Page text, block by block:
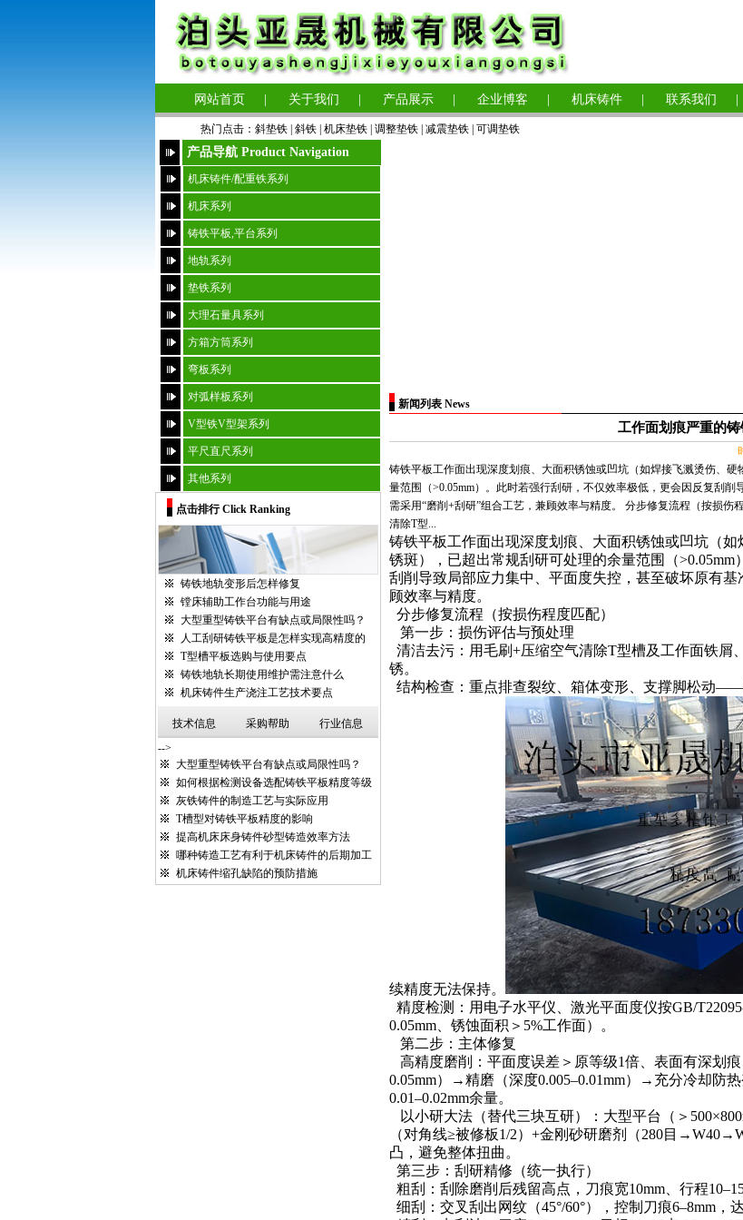
网站首页 关于我们 产品展示 企业博客 机床铸件 联系我们
热门点击： 斜垫铁| 斜铁 | 机床垫铁| 调整垫铁| 减震垫铁| 可调垫铁
产品导航 Product Navigation
机床铸件/配重铁系列
机床系列
铸铁平板,平台系列
地轨系列
垫铁系列
大理石量具系列
方箱方筒系列
弯板系列
对弧样板系列
V型铁V型架系列
平尺直尺系列
其他系列
点击排行 Click Ranking
铸铁地轨变形后怎样修复
镗床辅助工作台功能与用途
大型重型铸铁平台有缺点或局限性吗？
人工刮研铸铁平板是怎样实现高精度的
T型槽平板选购与使用要点
铸铁地轨长期使用维护需注意什么
机床铸件生产浇注工艺技术要点
技术信息 采购帮助
行业信息
-->
大型重型铸铁平台有缺点或局限性吗？
如何根据检测设备选配铸铁平板精度等级
灰铁铸件的制造工艺与实际应用
T槽型对铸铁平板精度的影响
提高机床床身铸件砂型铸造效率方法
哪种铸造工艺有利于机床铸件的后期加工
机床铸件缩孔缺陷的预防措施
新闻列表 News
工作面划痕严重的
铸铁平板工作面出现深度划痕、大面积锈蚀或凹坑（如焊接飞溅烫伤、
量范围（>0.05mm）。此时若强行刮研，不仅效率极低，更会因反复刮
需采用“磨削+刮研”组合工艺，兼顾效率与精度。 分步修复流程（按损
清除T型...
铸铁平板工作面出现深度划痕、大面积锈蚀或凹坑（
锈斑），已超出常规刮研可处理的余量范围（>0.05mm
刮削导致局部应力集中、平面度失控，甚至破坏原有基
顾效率与精度。
分步修复流程（按损伤程度匹配）
第一步：损伤评估与预处理
清洁去污：用毛刷+压缩空气清除T型槽及工作面铁屑
锈。
结构检查：重点排查裂纹、箱体变形、支撑脚松动
续精度无法保持。
精度检测：用电子水平仪
激光平面度仪按GB/
0.05mm、锈蚀面积＞ 5%工作面）。
第二步：主体修复
高精度磨削：平面度误差＞原等级1倍、表面有深划痕
0.05mm）→精磨（深度0.005–0.01mm）→充分冷却防热
0.01–0.02mm余量。
以小研大法（替代三块互研）：大型平台（＞ 500×
（对角线≥被修板1/2） +金刚砂研磨剂（280目→W40→
凸，避免整体扭曲。
第三步：刮研精修（统一执行）
粗刮：刮除磨削后残留高点，刀痕宽10mm、行程10–
细刮：交叉刮出网纹（45°/60°），控制刀痕6–8mm，达